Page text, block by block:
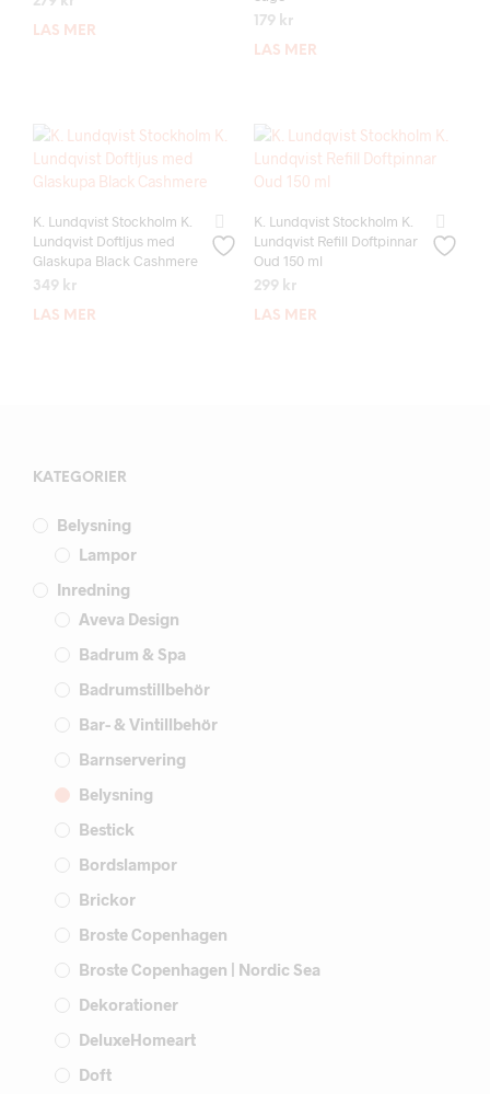
LÄS MER
179 kr
LÄS MER
K. Lundqvist Stockholm K.
Lundqvist Doftljus med
Glaskupa Black Cashmere
349 kr
LÄS MER
K. Lundqvist Stockholm K.
Lundqvist Refill Doftpinnar
Oud 150 ml
299 kr
LÄS MER
KATEGORIER
Belysning
Lampor
Inredning
Aveva Design
Badrum & Spa
Badrumstillbehör
Bar- & Vintillbehör
Barnservering
Belysning
Bestick
Bordslampor
Brickor
Broste Copenhagen
Broste Copenhagen | Nordic Sea
Dekorationer
DeluxeHomeart
Doft